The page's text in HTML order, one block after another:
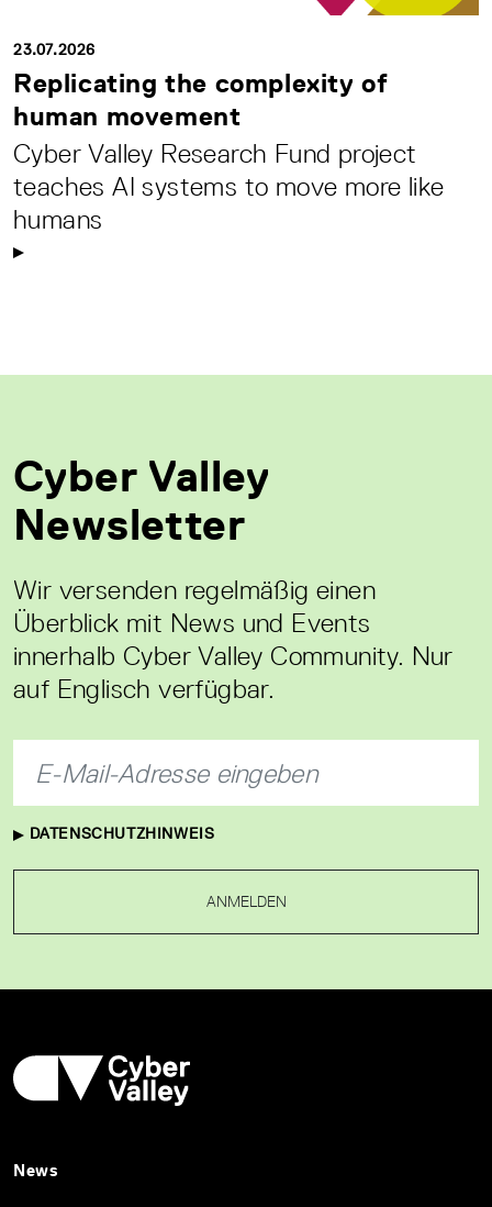
23.07.2026
Replicating the complexity of
human movement
Cyber Valley Research Fund project
teaches AI systems to move more like
humans
Cyber Valley
Newsletter
Wir versenden regelmäßig einen
Überblick mit News und Events
innerhalb Cyber Valley Community. Nur
auf Englisch verfügbar.
DATENSCHUTZHINWEIS
ANMELDEN
News